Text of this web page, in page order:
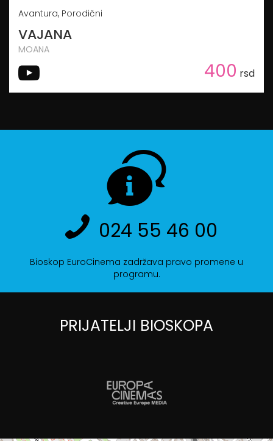
Avantura, Porodični
VAJANA
MOANA
400 rsd
024 55 46 00
Bioskop EuroCinema zadržava pravo promene u
programu.
PRIJATELJI BIOSKOPA